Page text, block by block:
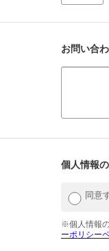
お問い合
個人情報
同意
※個人情報
ーポリシー